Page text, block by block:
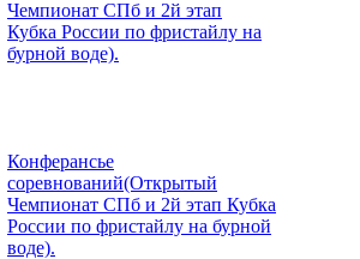
Конферансье
соревнований(Открытый
Чемпионат СПб и 2й этап Кубка
России по фристайлу на бурной
воде).